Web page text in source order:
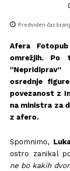
Predviden čas
Afera
omrežjih. Po
osrednje
povezanost z
na ministra za
z afero.
Spomnimo,
ostro zanikal
ne bo kakih